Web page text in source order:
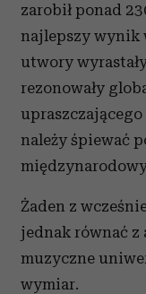
zarobił ponad
najlepszy wynik
utwory
rezonowały
należy śpiewać
Żaden z
jednak równać z
muzyczne
wymiar.